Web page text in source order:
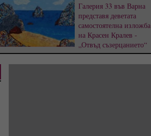
Галерия 33 във Варна
представя деветата
самостоятелна изложба
на Красен Кралев -
„Отвъд съзерцанието“